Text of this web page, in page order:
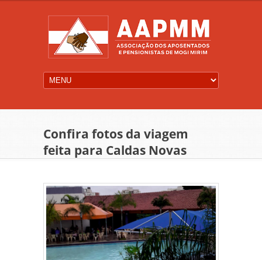
Confira fotos da viagem
feita para Caldas Novas